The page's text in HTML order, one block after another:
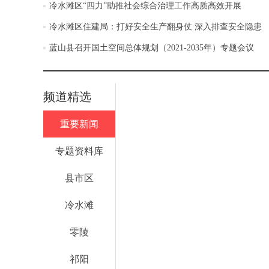
冷水滩区“四力”助推社会综合治理工作高质高效开展
冷水滩区住建局：打好安全生产翻身仗 深入排查安全隐患
蓝山县召开国土空间总体规划（2021-2035年）专题会议
频道精选
重要新闻
专题资料库
县市区
冷水滩
零陵
祁阳